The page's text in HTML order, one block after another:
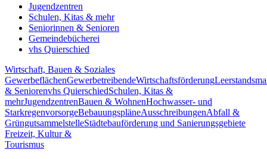
Jugendzentren
Schulen, Kitas & mehr
Seniorinnen & Senioren
Gemeindebücherei
vhs Quierschied
Wirtschaft, Bauen & Soziales
GewerbeflächenGewerbetreibendeWirtschaftsförderung
& Seniorenvhs QuierschiedSchulen, Kitas &
mehrJugendzentrenBauen & WohnenHochwasser- und
StarkregenvorsorgeBebauungspläneAusschreibungenAbfall &
GrüngutsammelstelleStädtebauförderung und Sanierungsgebiete
Freizeit, Kultur &
Tourismus